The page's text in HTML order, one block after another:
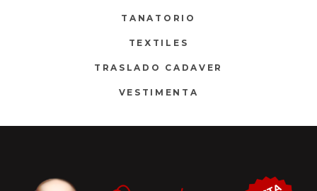
TANATORIO
TEXTILES
TRASLADO CADAVER
VESTIMENTA